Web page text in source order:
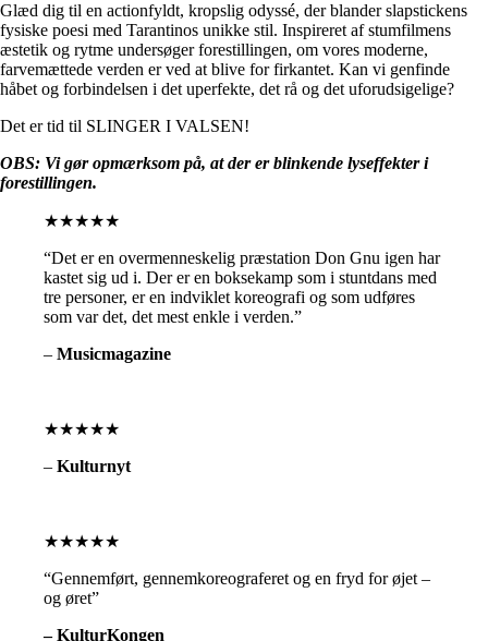
Glæd dig til en actionfyldt, kropslig odyssé, der blander slapstickens
fysiske poesi med Tarantinos unikke stil. Inspireret af stumfilmens
æstetik og rytme undersøger forestillingen, om vores moderne,
farvemættede verden er ved at blive for firkantet. Kan vi genfinde
håbet og forbindelsen i det uperfekte, det rå og det uforudsigelige?
Det er tid til SLINGER I VALSEN!
OBS: Vi gør opmærksom på, at der er blinkende lyseffekter i
forestillingen.
★★★★★
“Det er en overmenneskelig præstation Don Gnu igen har
kastet sig ud i. Der er en boksekamp som i stuntdans med
tre personer, er en indviklet koreografi og som udføres
som var det, det mest enkle i verden.”
– Musicmagazine
★★★★★
– Kulturnyt
★★★★★
“Gennemført, gennemkoreograferet og en fryd for øjet –
og øret”
– KulturKongen